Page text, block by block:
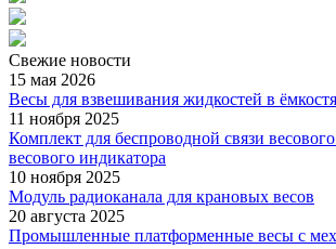
Свежие новости
15 мая 2026
Весы для взвешивания жидкостей в
11 ноября 2025
Комплект для беспроводной связи
весового индикатора
10 ноября 2025
Модуль радиоканала для крановых весов
20 августа 2025
Промышленные платформенные весы с